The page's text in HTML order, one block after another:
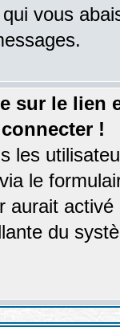
vous
sur le lien
!
les
le
aurait
du